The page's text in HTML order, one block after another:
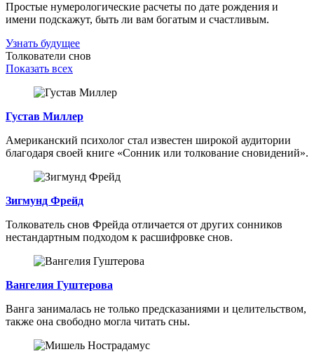
Простые нумерологические расчеты по дате рождения и
имени подскажут, быть ли вам богатым и счастливым.
Узнать будущее
Толкователи снов
Показать всех
Густав Миллер
Американский психолог стал известен широкой аудитории
благодаря своей книге «Сонник или толкование сновидений».
Зигмунд Фрейд
Толкователь снов Фрейда отличается от других сонников
нестандартным подходом к расшифровке снов.
Вангелия Гуштерова
Ванга занималась не только предсказаниями и целительством,
также она свободно могла читать сны.